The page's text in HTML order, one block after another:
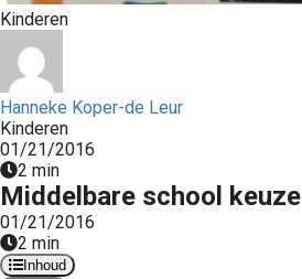
Kinderen
Hanneke Koper-de Leur
Kinderen
01/21/2016
2 min
Middelbare school keuze
01/21/2016
2 min
Inhoud
de
Hierdoor
van